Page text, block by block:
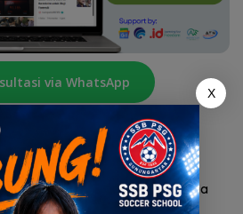
via WhatsApp
2026
Genre Mojokerto Ingatkan Remaja
Rokok
X